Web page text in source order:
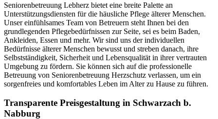
Seniorenbetreuung Lebherz bietet eine breite Palette an
Unterstützungsdiensten für die häusliche Pflege älterer Menschen.
Unser einfühlsames Team von Betreuern steht Ihnen bei den
grundlegenden Pflegebedürfnissen zur Seite, sei es beim Baden,
Ankleiden, Essen und mehr. Wir sind uns der individuellen
Bedürfnisse älterer Menschen bewusst und streben danach, ihre
Selbstständigkeit, Sicherheit und Lebensqualität in ihrer vertrauten
Umgebung zu fördern. Sie können sich auf die professionelle
Betreuung von Seniorenbetreuung Herzschutz verlassen, um ein
sorgenfreies und komfortables Leben im Alter zu Hause zu führen.
Transparente Preisgestaltung in Schwarzach b.
Nabburg